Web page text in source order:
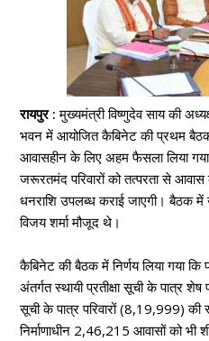
रायपुर :मुख्यमंत्री विष्णुदेव साय की
भवन में आयोजित कैबिनेट की प्रथम
आवासहीन के लिए अहम फैसला लिया
जरूरतमंद परिवारों को तत्परता से
धनराशि उपलब्ध कराई जाएगी। बैठक
विजय शर्मा मौजूद थे।
कैबिनेट की बैठक में निर्णय लिया गया कि
अंतर्गत स्थायी प्रतीक्षा सूची के पात्र
सूची के पात्र परिवारों (8,19,999) की
निर्माणाधीन 2,46,215 आवासों को भी